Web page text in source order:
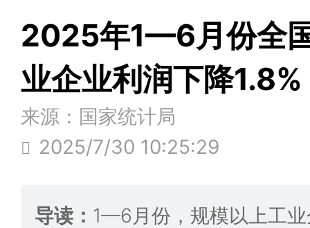
2025年1—6月份全
业企业利润下降1.8%
来源：国家统计局
2025/7/30 10:25:29
导读： 1—6月份，规模以上工